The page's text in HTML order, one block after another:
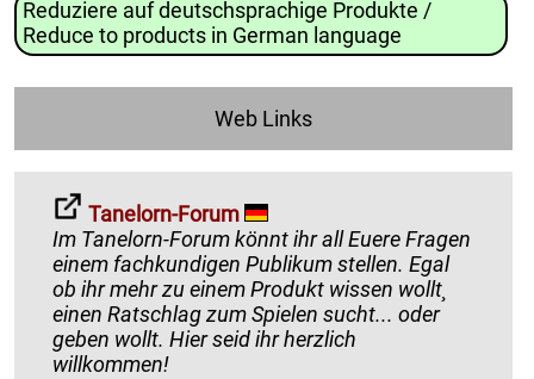
Reduziere auf deutschsprachige Produkte /
Reduce to products in German language
Web Links
Tanelorn-Forum
Im Tanelorn-Forum könnt ihr all Euere Fragen
einem fachkundigen Publikum stellen. Egal
ob ihr mehr zu einem Produkt wissen wollt¸
einen Ratschlag zum Spielen sucht... oder
geben wollt. Hier seid ihr herzlich
willkommen!